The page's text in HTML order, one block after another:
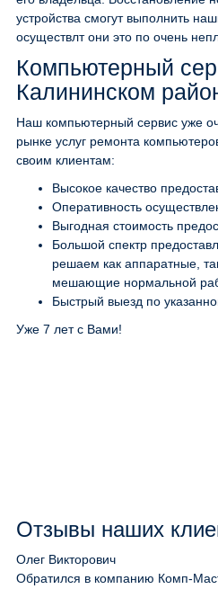
устройства смогут выполнить
осуществлт они это по очень
Компьютерный
Калининском
Наш компьютерный сервис уже
рынке услуг ремонта
своим клиентам:
Высокое качество
Оперативность
Выгодная стоимость
Большой спектр
решаем как аппаратные,
мешающие нормальной
Быстрый выезд по
Уже 7 лет с Вами!
Отзывы наших
Олег Викторович
Обратился в компанию Комп-